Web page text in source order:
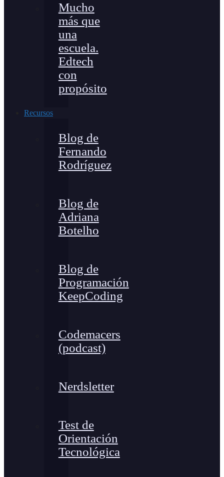
Mucho
más que
una
escuela.
Edtech
con
propósito
Recursos
Blog de
Fernando
Rodríguez
Blog de
Adriana
Botelho
Blog de
Programación
KeepCoding
Codemacers
(podcast)
Nerdsletter
Test de
Orientación
Tecnológica